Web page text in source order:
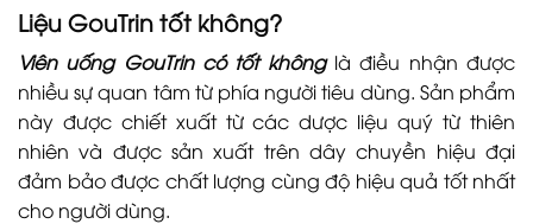
Liệu GouTrin tốt không?
Viên uống GouTrin có tốt khônglà điều nhận được
nhiều sự quan tâm từ phía người tiêu dùng. Sản phẩm
này được chiết xuất từ các dược liệu quý từ thiên
nhiên và được sản xuất trên dây chuyền hiệu đại
đảm bảo được chất lượng cùng độ hiệu quả tốt nhất
cho người dùng.